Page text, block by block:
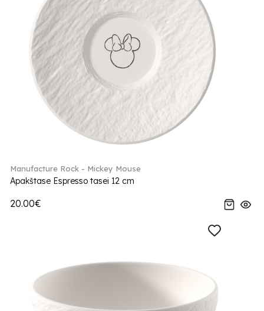
Manufacture Rock - Mickey Mouse
Apakštase Espresso tasei 12 cm
20.00€